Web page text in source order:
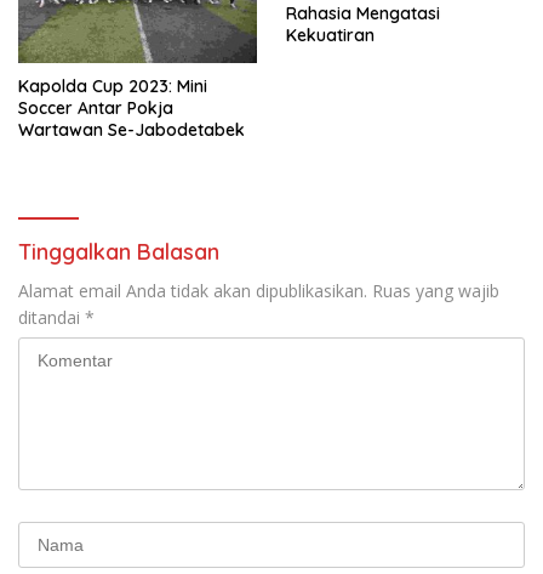
Kapolda Cup 2023: Mini
Soccer Antar Pokja
Wartawan Se-Jabodetabek
Rahasia Mengatasi
Kekuatiran
Tinggalkan Balasan
Alamat email Anda tidak akan dipublikasikan. Ruas yang wajib
ditandai *